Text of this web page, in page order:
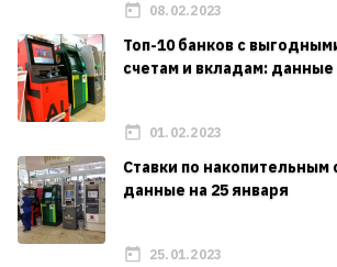
08.02.2023
Топ-10 банков с
счетам и вкладам:
01.02.2023
Ставки по накопительным
данные на 25 января
25.01.2023